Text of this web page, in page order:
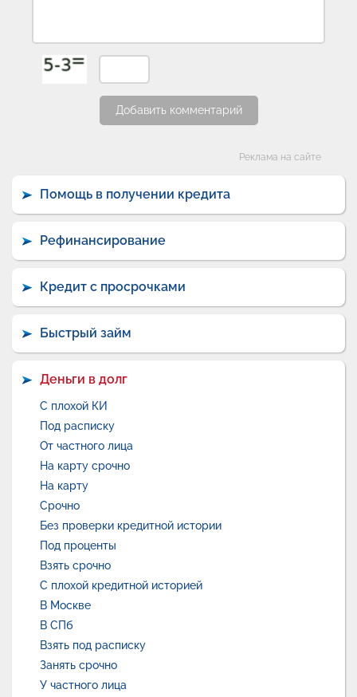
Добавить комментарий
Реклама на сайте
Помощь в получении кредита
Рефинансирование
Кредит с просрочками
Быстрый займ
Деньги в долг
С плохой КИ
Под расписку
От частного лица
На карту срочно
На карту
Срочно
Без проверки кредитной истории
Под проценты
Взять срочно
С плохой кредитной историей
В Москве
В СПб
Взять под расписку
Занять срочно
У частного лица